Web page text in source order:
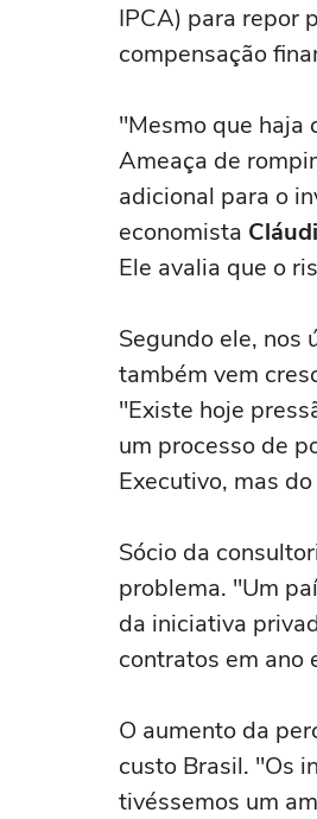
IPCA) para repor
compensação
"Mesmo que haja
Ameaça de
adicional para o
economista
Ele avalia que o
Segundo ele, nos
também vem
"Existe hoje
um processo de
Executivo, mas
Sócio da
problema. "Um
da iniciativa
contratos em ano
O aumento da
custo Brasil. "Os
tivéssemos um